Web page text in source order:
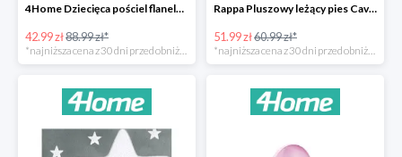
4Home Dziecięca pościel flanelowa do łóżeczka Nordic Bear -52%
42.99 zł88.99 zł*
Rappa Pluszowy leżący pies Cavalier King Charles Spaniel -15%
51.99 zł60.99 zł*